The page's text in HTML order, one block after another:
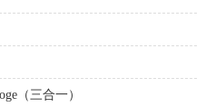
（三合一）